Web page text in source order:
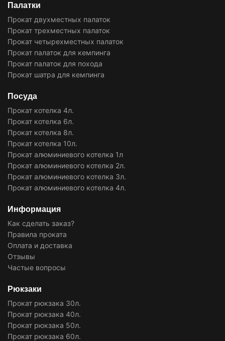
Палатки
Прокат двухместных палаток
Прокат трехместных палаток
Прокат четырехместных палаток
Прокат палаток для кемпинга
Прокат палаток для похода
Прокат шатра для кемпинга
Посуда
Прокат котелка 4л.
Прокат котелка 6л.
Прокат котелка 8л.
Прокат котелка 10л.
Прокат алюминиевого котелка 1л
Прокат алюминиевого котелка 2л.
Прокат алюминиевого котелка 3л.
Прокат алюминиевого котелка 4л.
Информация
Как сделать заказ?
Правила проката
Оплата и доставка
Отзывы
Частые вопросы
Рюкзаки
Прокат рюкзака 30л.
Прокат рюкзака 40л.
Прокат рюкзака 50л.
Прокат рюкзака 60л.